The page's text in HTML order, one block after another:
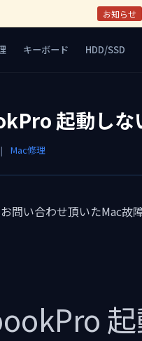
お知らせ
キーボード HDD/SSD
起動しな
| Mac修理
問い合わせ頂いたMac故